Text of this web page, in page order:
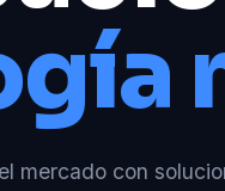
mercado con